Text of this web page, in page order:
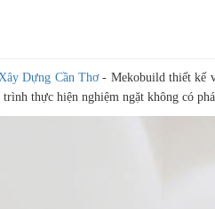
Dựng Cần Thơ- Mekobuild thiết kế
thực hiện nghiệm ngặt không có